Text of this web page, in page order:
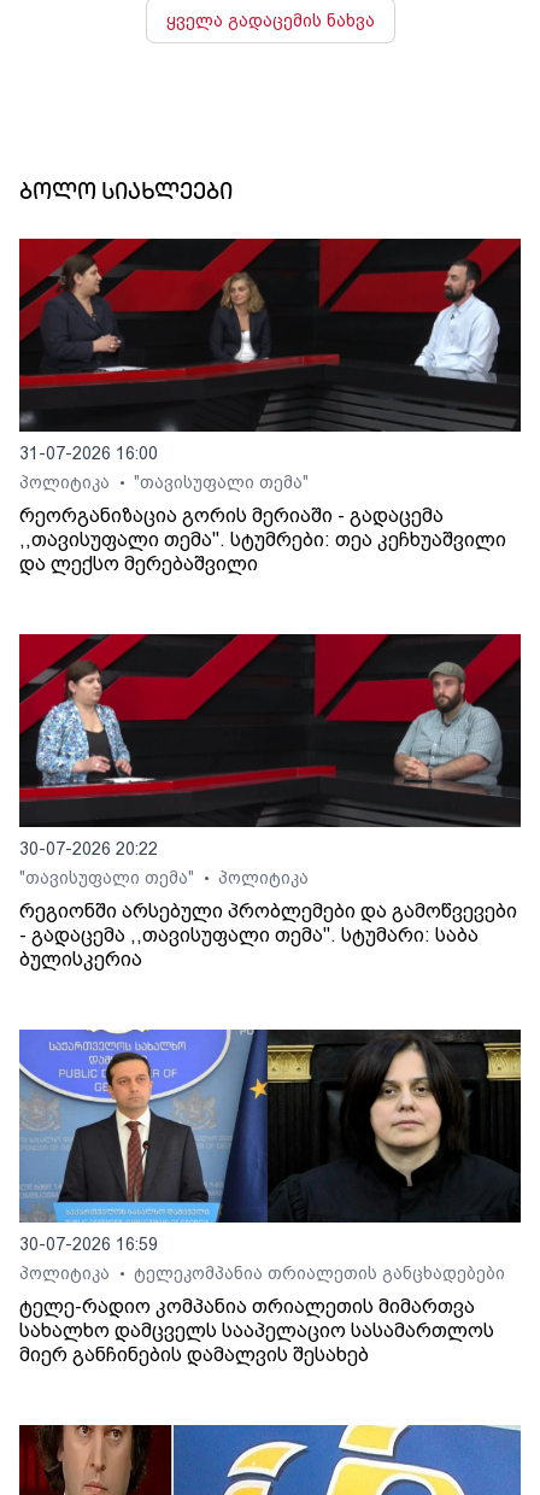
ყველა გადაცემის ნახვა
ბოლო სიახლეები
31-07-2026 16:00
პოლიტიკა
• "თავისუფალი თემა"
რეორგანიზაცია გორის მერიაში - გადაცემა
,,თავისუფალი თემა". სტუმრები: თეა კეჩხუაშვილი
და ლექსო მერებაშვილი
30-07-2026 20:22
"თავისუფალი თემა"
• პოლიტიკა
რეგიონში არსებული პრობლემები და გამოწვევები
- გადაცემა ,,თავისუფალი თემა". სტუმარი: საბა
ბულისკერია
30-07-2026 16:59
პოლიტიკა
• ტელეკომპანია თრიალეთის განცხადებები
ტელე-რადიო კომპანია თრიალეთის მიმართვა
სახალხო დამცველს სააპელაციო სასამართლოს
მიერ განჩინების დამალვის შესახებ